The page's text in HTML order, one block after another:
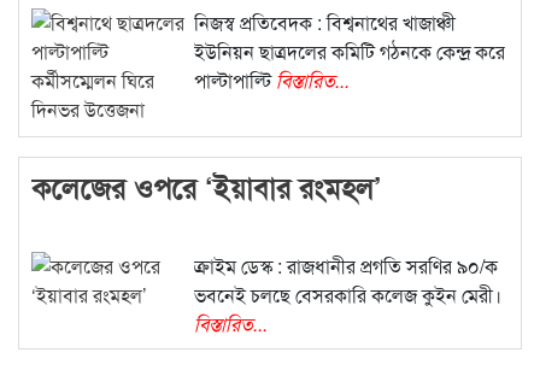
নিজস্ব প্রতিবেদক : বিশ্বনাথের খাজাঞ্চী
ইউনিয়ন ছাত্রদলের কমিটি গঠনকে কেন্দ্র করে
পাল্টাপাল্টিবিস্তারিত...
কলেজের ওপরে ‘ইয়াবার রংমহল’
ক্রাইম ডেস্ক : রাজধানীর প্রগতি সরণির ৯০/ক
ভবনেই চলছে বেসরকারি কলেজ কুইন মেরী।
বিস্তারিত...